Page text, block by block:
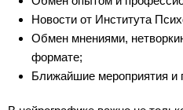
Новости от Института
Обмен мнениями,
формате;
Ближайшие мероприятия и